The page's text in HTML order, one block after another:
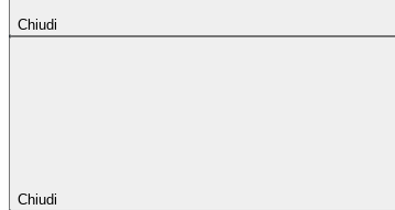
Chiudi
Chiudi